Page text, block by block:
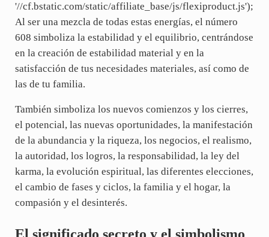
'//cf.bstatic.com/static/affiliate_base/js/flexiproduct.js');
Al ser una mezcla de todas estas energías, el número
608 simboliza la estabilidad y el equilibrio, centrándose
en la creación de estabilidad material y en la
satisfacción de tus necesidades materiales, así como de
las de tu familia.
También simboliza los nuevos comienzos y los cierres,
el potencial, las nuevas oportunidades, la manifestación
de la abundancia y la riqueza, los negocios, el realismo,
la autoridad, los logros, la responsabilidad, la ley del
karma, la evolución espiritual, las diferentes elecciones,
el cambio de fases y ciclos, la familia y el hogar, la
compasión y el desinterés.